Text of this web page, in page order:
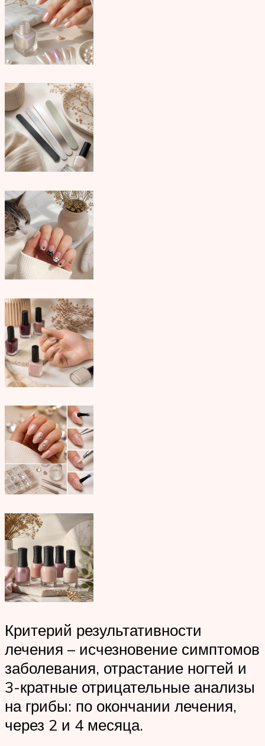
Критерий результативности
лечения – исчезновение симптомов
заболевания, отрастание ногтей и
3-кратные отрицательные анализы
на грибы: по окончании лечения,
через 2 и 4 месяца.